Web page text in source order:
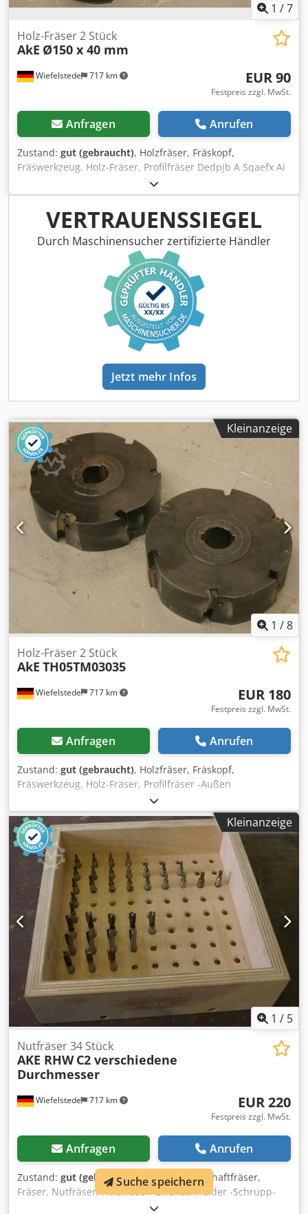
1 /7
Wiefelstede 717 km
Holz-Fräser 2 Stück
AkE Ø150 x 40 mm
EUR 90
Festpreis zzgl. MwSt.
Anfragen Anrufen
Zustand: gut (gebraucht), Holzfräser, Fräskopf,
Fräswerkzeug, Holz-Fräser, Profilfräser Dedpjb A Sqaefx Ai
Tsck -Außen Durchmesser: 150 mm -Anzahl: 2 Fräser -
Preis: komplett -Gewicht: 11 kg
VERTRAUENSSIEGEL
Durch Maschinensucher zertifizierte Händler
Jetzt mehr Infos
Kleinanzeige
1 /8
Wiefelstede 717 km
Holz-Fräser 2 Stück
AkE TH05TM03035
EUR 180
Festpreis zzgl. MwSt.
Anfragen Anrufen
Zustand: gut (gebraucht), Holzfräser, Fräskopf,
Fräswerkzeug, Holz-Fräser, Profilfräser -Außen
Durchmesser: 180 mm -Anzahl: 2 Fräser Dodpfx Aiob A
Sqio Teck -Preis: komplett -Gewicht: 23 kg
Kleinanzeige
1 / 5
Wiefelstede 717 km
Nutfräser 34 Stück
AKE RHW C2 verschiedene
Durchmesser
EUR 220
Festpreis zzgl. MwSt.
Anfragen Anrufen
Zustand: gut (gebraucht), Fingerfräser, Schaftfräser,
Fräser, Nutfräser, Holzfräser -Zweirschneider -Schrupp-
Schlichtfräser -4x: Fräser Ø 4 x12 mm -7x: Fräser Ø 5 x 12
Suche speichern